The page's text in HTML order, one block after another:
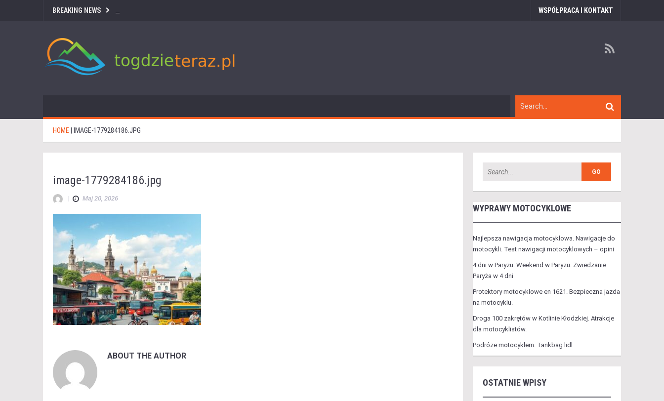
BREAKING NEWS WSPÓŁPRACA I KONTAKT
HOME IMAGE-1779284186.JPG
image-1779284186.jpg
| Maj 20, 2026
ABOUT THE AUTHOR
WYPRAWY MOTOCYKLOWE
Najlepsza nawigacja motocyklowa. Nawigacje do
motocykli. Test nawigacji motocyklowych – opini
4 dni w Paryżu. Weekend w Paryżu. Zwiedzanie
Paryża w 4 dni
Protektory motocyklowe en 1621. Bezpieczna jazda
na motocyklu.
Droga 100 zakrętów w Kotlinie Kłodzkiej. Atrakcje
dla motocyklistów.
Podróże motocyklem. Tankbag lidl
OSTATNIE WPISY